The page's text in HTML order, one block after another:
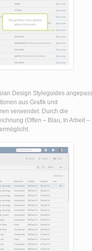
Design Styleguides
aus Grafik und
verwendet. Durch die
(Offen – Blau, In Arbeit –